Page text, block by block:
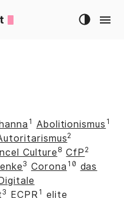
1 Abolitionismus 1
2
Culture 8 CfP 2
3 Corona 10 das
3 ECPR 1 elite